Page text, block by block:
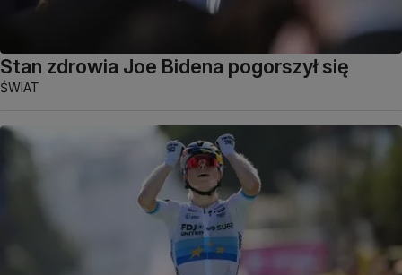
Stan zdrowia Joe Bidena pogorszył się
ŚWIAT